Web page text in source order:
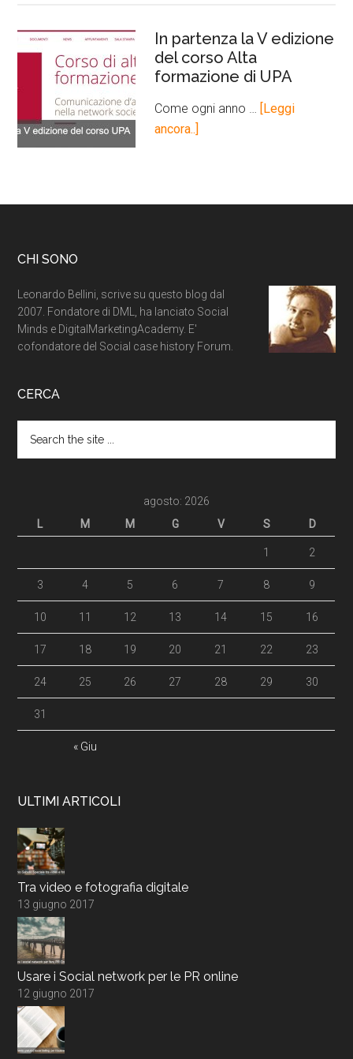
In partenza la V edizione
del corso Alta
formazione di UPA
Come ogni anno …
[Leggi
ancora..]
CHI SONO
Leonardo Bellini, scrive su questo blog dal
2007. Fondatore di DML, ha lanciato Social
Minds e DigitalMarketingAcademy. E'
cofondatore del Social case history Forum.
CERCA
agosto: 2026
L
M M G V S D
« Giu
1 2
3 4 5 6 7 8 9
10 11 12 13 14 15 16
17 18 19 20 21 22 23
24 25 26 27 28 29 30
31
ULTIMI ARTICOLI
Tra video e fotografia digitale
13 giugno 2017
Usare i Social network per le PR online
12 giugno 2017